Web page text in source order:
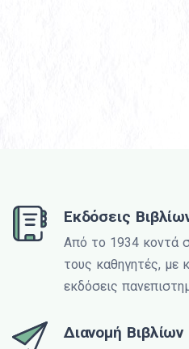
Εκδόσεις
Από το 1934 κοντά
τους καθηγητές, με
εκδόσεις
Διανομή Βιβλίων